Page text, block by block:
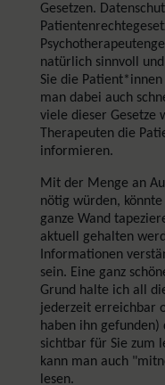
Gesetzen.
natürlich sinnvoll
Sie die
man dabei auch
viele dieser Gesetze
Therapeuten die
informieren.
Mit der Menge an
nötig würden,
ganze Wand
aktuell gehalten
Informationen
sein. Eine ganz
Grund halte ich all
jederzeit erreichbar
haben ihn
sichtbar für Sie zum
kann man auch
lesen.